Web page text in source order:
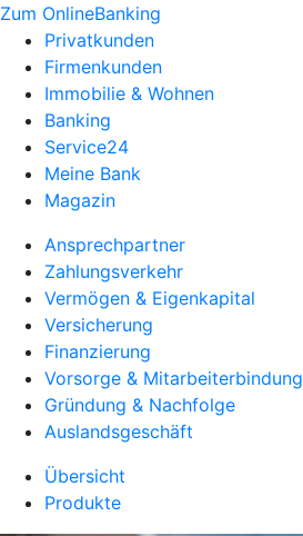
Zum OnlineBanking
Privatkunden
Firmenkunden
Immobilie & Wohnen
Banking
Service24
Meine Bank
Magazin
Ansprechpartner
Zahlungsverkehr
Vermögen & Eigenkapital
Versicherung
Finanzierung
Vorsorge & Mitarbeiterbindung
Gründung & Nachfolge
Auslandsgeschäft
Übersicht
Produkte